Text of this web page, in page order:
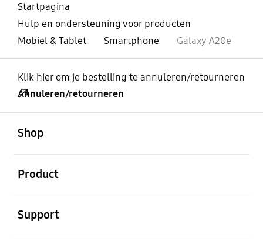
Startpagina
Hulp en ondersteuning voor producten
Mobiel & Tablet
Smartphone Galaxy A20e
Klik hier om je bestelling te annuleren/retourneren
Annuleren/retourneren
Shop
Product
Support